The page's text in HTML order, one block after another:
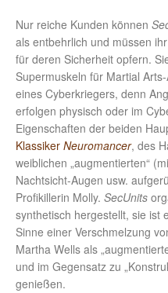
Nur reiche Kunden können
als entbehrlich und müssen
für deren Sicherheit opfern.
Supermuskeln für Martial
eines Cyberkriegers, denn
erfolgen physisch oder im
Eigenschaften der beiden
Klassiker Neuromancer, des
weiblichen „augmentierten“
Nachtsicht-Augen usw.
Profikillerin Molly. SecUnits
synthetisch hergestellt, sie ist
Sinne einer Verschmelzung
Martha Wells als
und im Gegensatz zu
genießen.